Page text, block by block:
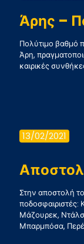
Άρης –
Πολύτιμο βαθμό
Άρη,
καιρικές
13/02/2021
Στην αποστολή
ποδοσφαιριστές:
Μάζουρεκ,
Μπαρμπόσα,